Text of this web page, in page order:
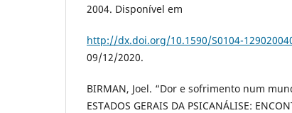
2004. Disponível em
http://dx.doi.org/10.1590/S0104-
09/12/2020.
BIRMAN, Joel. “Dor e sofrimento num
ESTADOS GERAIS DA PSICANÁLISE: